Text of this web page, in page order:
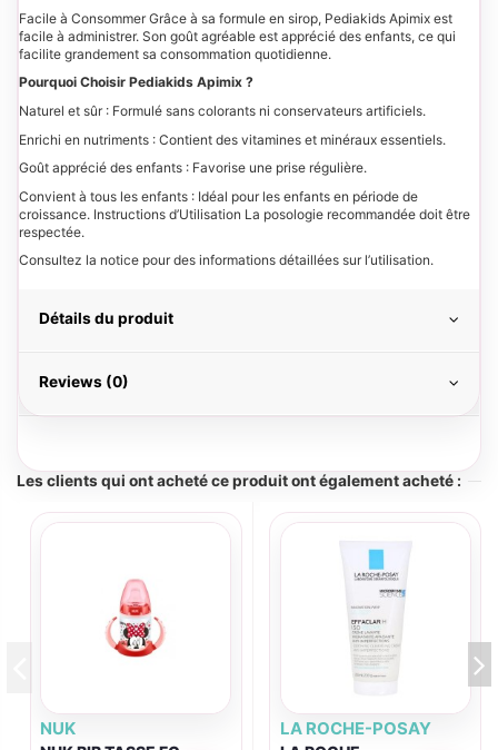
Facile à Consommer Grâce à sa formule en sirop, Pediakids Apimix est
facile à administrer. Son goût agréable est apprécié des enfants, ce qui
facilite grandement sa consommation quotidienne.
Pourquoi Choisir Pediakids Apimix ?
Naturel et sûr : Formulé sans colorants ni conservateurs artificiels.
Enrichi en nutriments : Contient des vitamines et minéraux essentiels.
Goût apprécié des enfants : Favorise une prise régulière.
Convient à tous les enfants : Idéal pour les enfants en période de
croissance. Instructions d’Utilisation La posologie recommandée doit être
respectée.
Consultez la notice pour des informations détaillées sur l’utilisation.
Détails du produit
Reviews (0)
Les clients qui ont acheté ce produit ont également acheté :
NUK LA ROCHE-POSAY